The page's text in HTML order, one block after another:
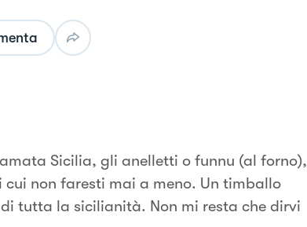
Sicilia, gli anelletti o funnu (al forno),
non faresti mai a meno. Un timballo
tutta la sicilianità. Non mi resta che dirvi